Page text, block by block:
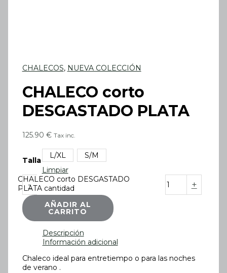
CHALECOS, NUEVA COLECCIÓN
CHALECO corto
DESGASTADO PLATA
125.90 € Tax inc.
Talla
L/XL
S/M
Limpiar
-
CHALECO corto DESGASTADO
PLATA cantidad
+
AÑADIR AL
CARRITO
Descripción
Información adicional
Chaleco ideal para entretiempo o para las noches
de verano .